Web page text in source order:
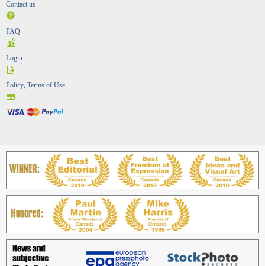
Contact us
FAQ
Login
Policy, Terms of Use